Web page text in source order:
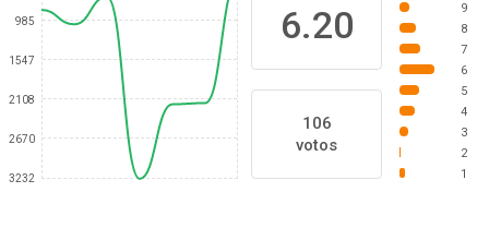
985
1547
2108
2670
3232
6.20
106
votos
9
8
7
6
5
4
3
2
1